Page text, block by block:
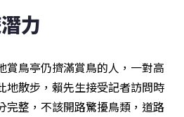
力
賞鳥亭仍擠滿賞鳥的人，一對高
地散步，賴先生接受記者訪問時
完整，不該開路驚擾鳥類，道路